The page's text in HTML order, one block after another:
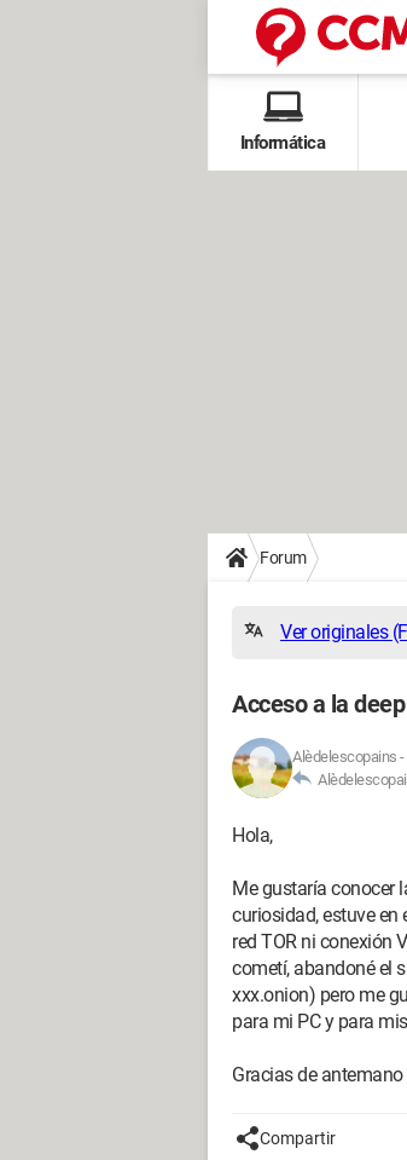
Informática
Forum
Ver originales
Acceso a la
Alèdelescopains -
Hola,
Me gustaría conocer
curiosidad, estuve en
red TOR ni conexión
cometí, abandoné el
xxx.onion) pero me
para mi PC y para
Gracias de
Compartir